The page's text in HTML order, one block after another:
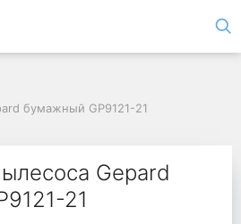
бумажный GP9121-21
Gepard
21